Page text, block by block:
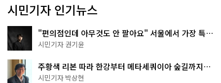
시민기자 인기뉴스
"편의점인데 아무것도 안 팔아요" 서울에서 가장 특별
한 편의점의 정체
시민기자 권기윤
주황색 리본 따라 한강부터 메타세쿼이아 숲길까지…
서울둘레길 15코스
시민기자 박상현